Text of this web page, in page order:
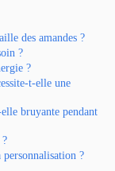
des amandes ?
?
?
t-elle une
bruyante pendant
personnalisation ?